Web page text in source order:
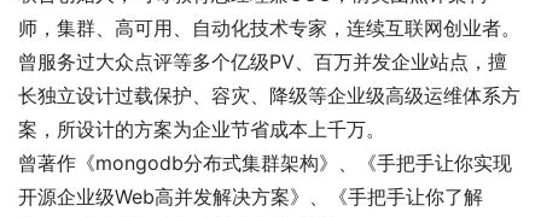
师，集群、高可用、自动化技术专家，连续互联网创业者。
曾服务过大众点评等多个亿级PV、百万并发企业站点，擅
长独立设计过载保护、容灾、降级等企业级高级运维体系方
案，所设计的方案为企业节省成本上千万。
曾著作《mongodb分布式集群架构》、《手把手让你实现
开源企业级Web高并发解决方案》、《手把手让你了解